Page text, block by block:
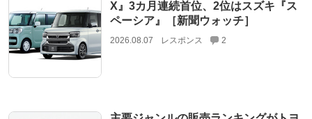
X』3カ月連続首位、2位はスズキ『ス
ペーシア』［新聞ウォッチ］
2026.08.07 レスポンス 2